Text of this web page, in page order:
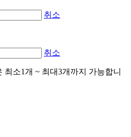
취소
취소
최소1개 ~ 최대3개까지 가능합니